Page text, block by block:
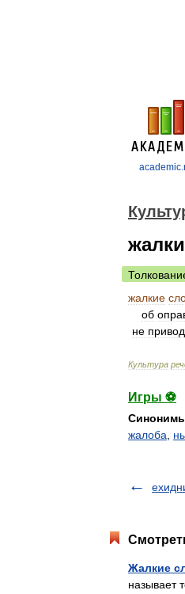
жалкие
об
не
Культура
Игры ⚽
жалоба
Жалкие
называет